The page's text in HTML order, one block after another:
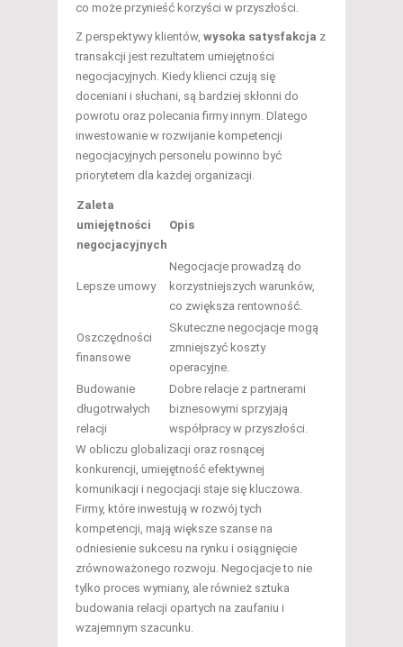
co może przynieść korzyści w przyszłości.
Z perspektywy klientów, wysoka satysfakcja z
transakcji jest rezultatem umiejętności
negocjacyjnych. Kiedy klienci czują się
doceniani i słuchani, są bardziej skłonni do
powrotu oraz polecania firmy innym. Dlatego
inwestowanie w rozwijanie kompetencji
negocjacyjnych personelu powinno być
priorytetem dla każdej organizacji.
Zaleta
umiejętności
negocjacyjnych
Opis
Lepsze umowy
Negocjacje prowadzą do
korzystniejszych warunków,
co zwiększa rentowność.
Oszczędności
finansowe
Skuteczne negocjacje mogą
zmniejszyć koszty
operacyjne.
Budowanie
długotrwałych
relacji
Dobre relacje z partnerami
biznesowymi sprzyjają
współpracy w przyszłości.
W obliczu globalizacji oraz rosnącej
konkurencji, umiejętność efektywnej
komunikacji i negocjacji staje się kluczowa.
Firmy, które inwestują w rozwój tych
kompetencji, mają większe szanse na
odniesienie sukcesu na rynku i osiągnięcie
zrównoważonego rozwoju. Negocjacje to nie
tylko proces wymiany, ale również sztuka
budowania relacji opartych na zaufaniu i
wzajemnym szacunku.